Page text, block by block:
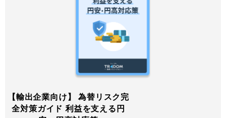
【輸出企業向け】 為替リスク完
全対策ガイド 利益を支える円